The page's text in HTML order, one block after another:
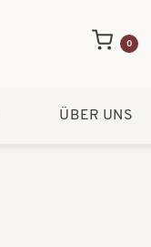
0
ÜBER UNS